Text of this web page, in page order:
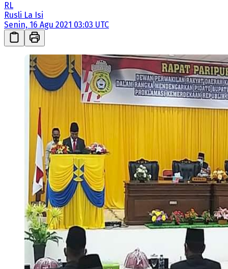
RL
Rusli La Isi
Senin, 16 Agu 2021 03:03 UTC